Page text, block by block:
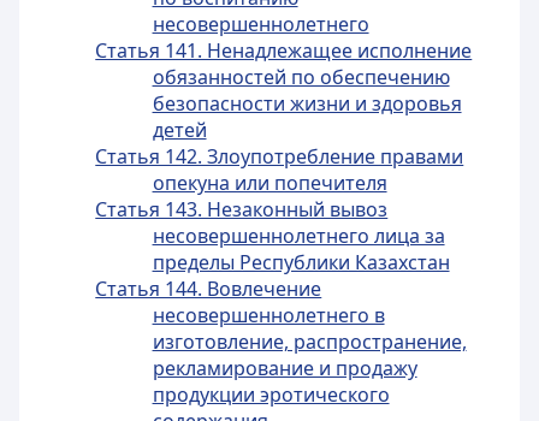
несовершеннолетнего
Статья 141. Ненадлежащее исполнение
обязанностей по обеспечению
безопасности жизни и здоровья
детей
Статья 142. Злоупотребление правами
опекуна или попечителя
Статья 143. Незаконный вывоз
несовершеннолетнего лица за
пределы Республики Казахстан
Статья 144. Вовлечение
несовершеннолетнего в
изготовление, распространение,
рекламирование и продажу
продукции эротического